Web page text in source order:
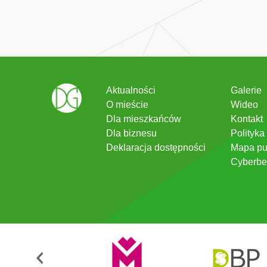
Aktualności
O mieście
Dla mieszkańców
Dla biznesu
Deklaracja dostępności
Galerie
Wideo
Kontakt
Mapa